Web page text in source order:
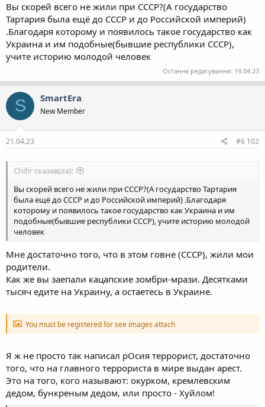
Вы скорей всего не жили при СССР?(А государство
Тартария была ещё до СССР и до Российской империй)
.Благодаря которому и появилось такое государство как
Украина и им подобные(бывшие республики СССР),
учите историю молодой человек
Останнє редагування: 19.04.23
S SmartEra
New Member
21.04.23 #6 102
Chifir сказав(ла):
Вы скорей всего не жили при СССР?(А государство Тартария
была ещё до СССР и до Российской империй) .Благодаря
которому и появилось такое государство как Украина и им
подобные(бывшие республики СССР), учите историю молодой
человек
Мне достаточно того, что в этом говне (СССР), жили мои
родители.
Как же вы заепали кацапские зомбри-мрази. Десятками
тысяч едите на Украину, а остаетесь в Украине.
You must be registered for see images attach
Я ж не просто так написал рОсия террорист, достаточно
того, что на главного террориста в мире выдан арест.
Это на того, кого называют: окурком, кремлевским
дедом, бункреным дедом, или просто - Хуйлом!